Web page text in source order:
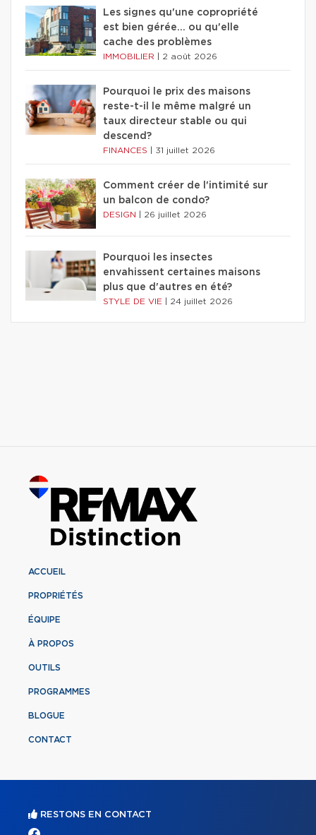
Les signes qu'une copropriété
est bien gérée… ou qu'elle
cache des problèmes
IMMOBILIER 2 août 2026
Pourquoi le prix des maisons
reste-t-il le même malgré un
taux directeur stable ou qui
descend?
FINANCES 31 juillet 2026
Comment créer de l'intimité sur
un balcon de condo?
DESIGN 26 juillet 2026
Pourquoi les insectes
envahissent certaines maisons
plus que d'autres en été?
STYLE DE VIE 24 juillet 2026
ACCUEIL
PROPRIÉTÉS
ÉQUIPE
À PROPOS
OUTILS
PROGRAMMES
BLOGUE
CONTACT
RESTONS EN CONTACT